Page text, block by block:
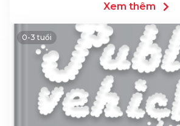
Xem thêm
0-3 tuổi